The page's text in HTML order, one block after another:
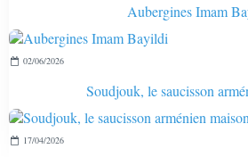
Aubergines Imam
02/06/2026
Soudjouk, le saucisson
17/04/2026